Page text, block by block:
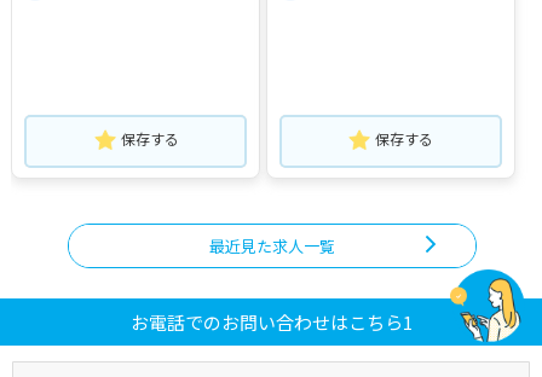
保存する 保存する
最近見た求人一覧
お電話でのお問い合わせはこちら1